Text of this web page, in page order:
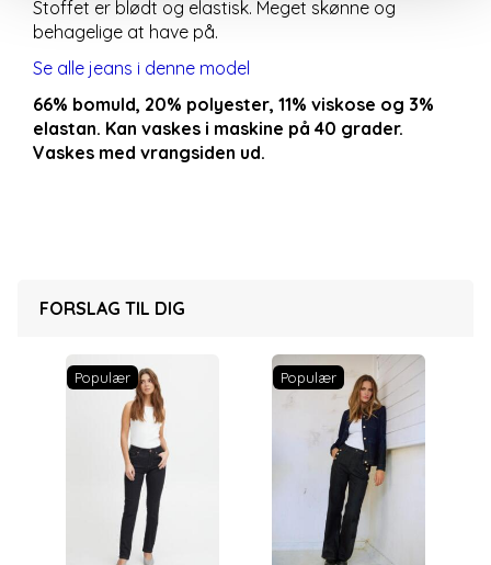
Stoffet er blødt og elastisk. Meget skønne og
behagelige at have på.
Se alle jeans i denne model
66% bomuld, 20% polyester, 11% viskose og 3%
elastan. Kan vaskes i maskine på 40 grader.
Vaskes med vrangsiden ud.
FORSLAG TIL DIG
Populær Populær